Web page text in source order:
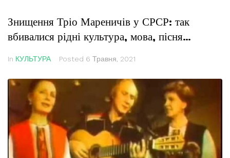
Знищення Тріо Мареничів у СРСР: так
вбивалися рідні культура, мова, пісня…
In КУЛЬТУРА Posted 6 Травня, 2021